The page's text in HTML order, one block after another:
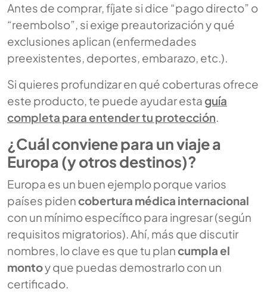
Antes de comprar, fíjate si dice “pago directo” o
“reembolso”, si exige preautorización y qué
exclusiones aplican (enfermedades
preexistentes, deportes, embarazo, etc.).
Si quieres profundizar en qué coberturas ofrece
este producto, te puede ayudar esta guía
completa para entender tu protección.
¿Cuál conviene para un viaje a
Europa (y otros destinos)?
Europa es un buen ejemplo porque varios
países pidencobertura médica internacional
con un mínimo específico para ingresar (según
requisitos migratorios). Ahí, más que discutir
nombres, lo clave es que tu plancumpla el
montoy que puedas demostrarlo con un
certificado.